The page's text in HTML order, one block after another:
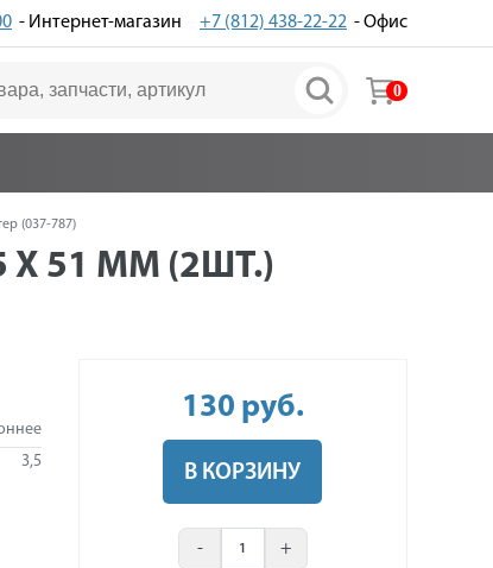
- Интернет-магазин +7 (812) 438-22-22 - Офис
0
(037-787)
Х 51 ММ (2ШТ.)
3,5
130 руб.
В КОРЗИНУ
- +